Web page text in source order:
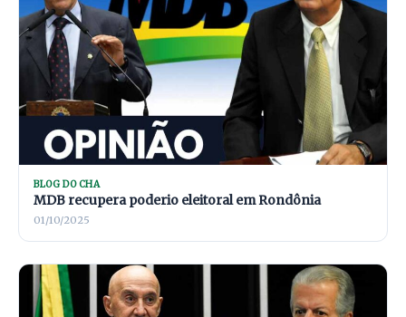
BLOG DO CHA
MDB recupera poderio eleitoral em Rondônia
01/10/2025